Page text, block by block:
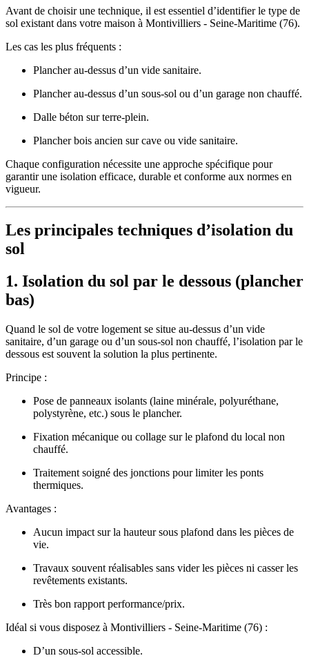
Avant de choisir une technique, il est essentiel d’identifier le type de
sol existant dans votre maison à Montivilliers - Seine-Maritime (76).
Les cas les plus fréquents :
Plancher au-dessus d’un vide sanitaire.
Plancher au-dessus d’un sous-sol ou d’un garage non chauffé.
Dalle béton sur terre-plein.
Plancher bois ancien sur cave ou vide sanitaire.
Chaque configuration nécessite une approche spécifique pour
garantir une isolation efficace, durable et conforme aux normes en
vigueur.
Les principales techniques d’isolation du
sol
1. Isolation du sol par le dessous (plancher
bas)
Quand le sol de votre logement se situe au-dessus d’un vide
sanitaire, d’un garage ou d’un sous-sol non chauffé, l’isolation par le
dessous est souvent la solution la plus pertinente.
Principe :
Pose de panneaux isolants (laine minérale, polyuréthane,
polystyrène, etc.) sous le plancher.
Fixation mécanique ou collage sur le plafond du local non
chauffé.
Traitement soigné des jonctions pour limiter les ponts
thermiques.
Avantages :
Aucun impact sur la hauteur sous plafond dans les pièces de
vie.
Travaux souvent réalisables sans vider les pièces ni casser les
revêtements existants.
Très bon rapport performance/prix.
Idéal si vous disposez à Montivilliers - Seine-Maritime (76) :
D’un sous-sol accessible.